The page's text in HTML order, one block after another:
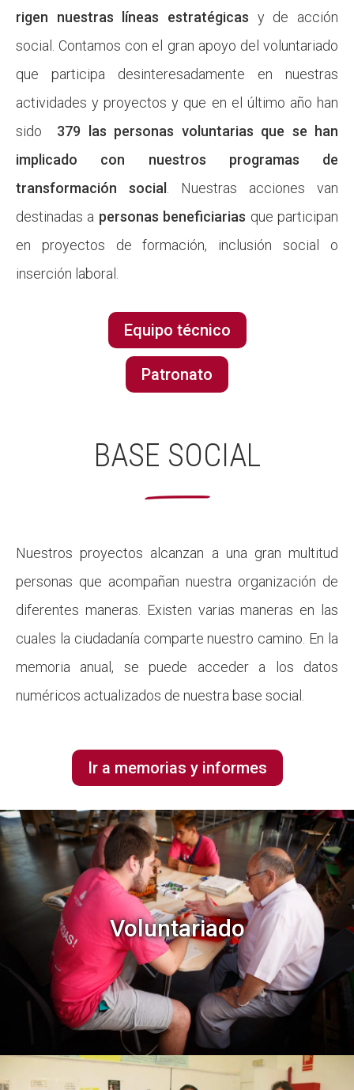
rigen nuestras líneas estratégicas y de acción
social. Contamos con el gran apoyo del voluntariado
que participa desinteresadamente en nuestras
actividades y proyectos y que en el último año han
sido 379 las personas voluntarias que se han
implicado con nuestros programas de
transformación social . Nuestras acciones van
destinadas a personas beneficiarias que participan
en proyectos de formación, inclusión social o
inserción laboral.
Equipo técnico
Patronato
BASE SOCIAL
Nuestros proyectos alcanzan a una gran multitud
personas que acompañan nuestra organización de
diferentes maneras. Existen varias maneras en las
cuales la ciudadanía comparte nuestro camino. En la
memoria anual, se puede acceder a los datos
numéricos actualizados de nuestra base social.
Ir a memorias y informes
Voluntariado